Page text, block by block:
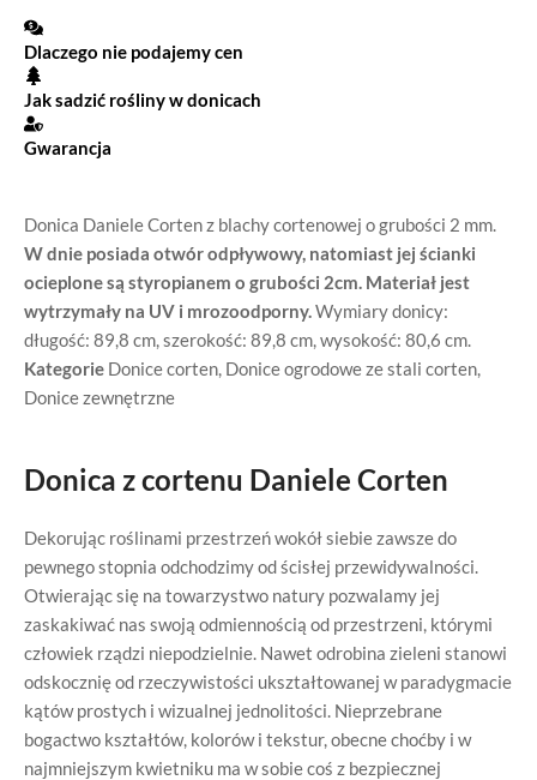
Donica Daniele Corten z blachy cortenowej o grubości 2 mm.
W dnie posiada otwór odpływowy, natomiast jej ścianki
ocieplone są styropianem o grubości 2cm. Materiał jest
wytrzymały na UV i mrozoodporny.Wymiary donicy:
długość: 89,8 cm, szerokość: 89,8 cm, wysokość: 80,6 cm.
Kategorie Donice corten, Donice ogrodowe ze stali corten,
Donice zewnętrzne
Donica z cortenu Daniele Corten
Dekorując roślinami przestrzeń wokół siebie zawsze do
pewnego stopnia odchodzimy od ścisłej przewidywalności.
Otwierając się na towarzystwo natury pozwalamy jej
zaskakiwać nas swoją odmiennością od przestrzeni, którymi
człowiek rządzi niepodzielnie. Nawet odrobina zieleni stanowi
odskocznię od rzeczywistości ukształtowanej w paradygmacie
kątów prostych i wizualnej jednolitości. Nieprzebrane
bogactwo kształtów, kolorów i tekstur, obecne choćby i w
najmniejszym kwietniku ma w sobie coś z bezpiecznej
Dlaczego nie podajemy cen
Jak sadzić rośliny w donicach
Gwarancja